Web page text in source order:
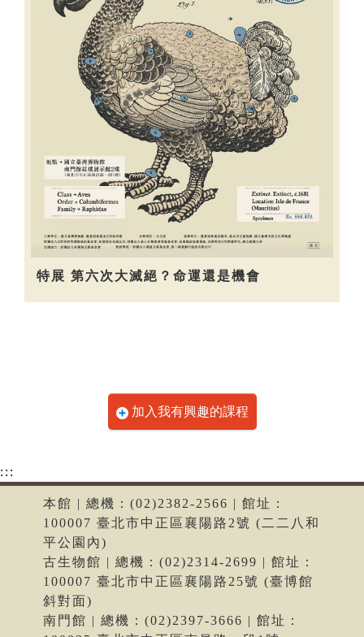
特展 第六次大滅絕？命運還是機會
加入我有興趣的課程
:::
本館 | 總機：(02)2382-2566 | 館址：
100007 臺北市中正區襄陽路2號 (二二八和
平公園內)
古生物館 | 總機：(02)2314-2699 | 館址：
100007 臺北市中正區襄陽路25號 (臺博館
斜對面)
南門館 | 總機：(02)2397-3666 | 館址：